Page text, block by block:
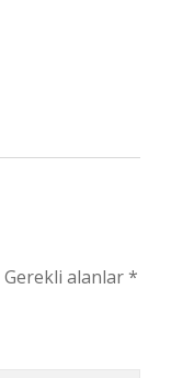
Gerekli alanlar*